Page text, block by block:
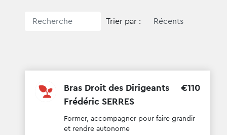
Trier par :
Bras Droit des Dirigeants
Frédéric SERRES
€110
Former, accompagner pour faire grandir
et rendre autonome